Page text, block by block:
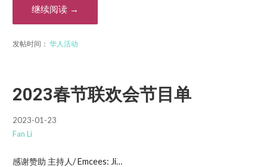
继续阅读 →
发帖时间： 华人活动
2023春节联欢会节目单
2023-01-23
Fan Li
感谢赞助 主持人/ Emcees: Ji…